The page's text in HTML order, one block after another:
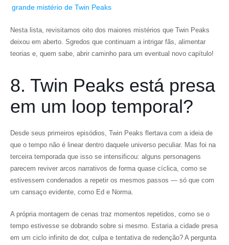
grande mistério de Twin Peaks
Nesta lista, revisitamos oito dos maiores mistérios que Twin Peaks
deixou em aberto. Sgredos que continuam a intrigar fãs, alimentar
teorias e, quem sabe, abrir caminho para um eventual novo capítulo!
8. Twin Peaks está presa
em um loop temporal?
Desde seus primeiros episódios, Twin Peaks flertava com a ideia de
que o tempo não é linear dentro daquele universo peculiar. Mas foi na
terceira temporada que isso se intensificou: alguns personagens
parecem reviver arcos narrativos de forma quase cíclica, como se
estivessem condenados a repetir os mesmos passos — só que com
um cansaço evidente, como Ed e Norma.
A própria montagem de cenas traz momentos repetidos, como se o
tempo estivesse se dobrando sobre si mesmo. Estaria a cidade presa
em um ciclo infinito de dor, culpa e tentativa de redenção? A pergunta